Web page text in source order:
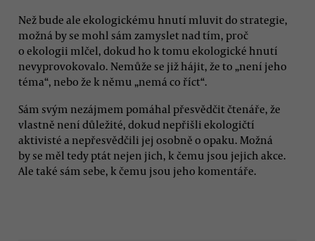
Než bude ale ekologickému hnutí mluvit do strategie,
možná by se mohl sám zamyslet nad tím, proč
o ekologii mlčel, dokud ho k tomu ekologické hnutí
nevyprovokovalo. Nemůže se již hájit, že to „není jeho
téma“, nebo že k němu „nemá co říct“.
Sám svým nezájmem pomáhal přesvědčit čtenáře, že
vlastně není důležité, dokud nepřišli ekologičtí
aktivisté a nepřesvědčili jej osobně o opaku. Možná
by se měl tedy ptát nejen jich, k čemu jsou jejich akce.
Ale také sám sebe, k čemu jsou jeho komentáře.